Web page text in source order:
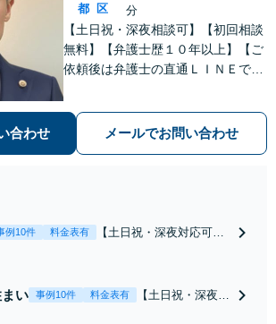
都 区
分
【土日祝・深夜相談可】【初回相談
無料】【弁護士歴１０年以上】【ご
依頼後は弁護士の直通ＬＩＮＥでい
ル・ナイトワークトラブルに注力】
合わせ メールでお問い合わせ
例10件 料金表有
【土日祝・深夜対応可】
起訴を目指します。逮捕
勾留されている場合、首
い 事例10件 料金表有
【土日祝・深夜相